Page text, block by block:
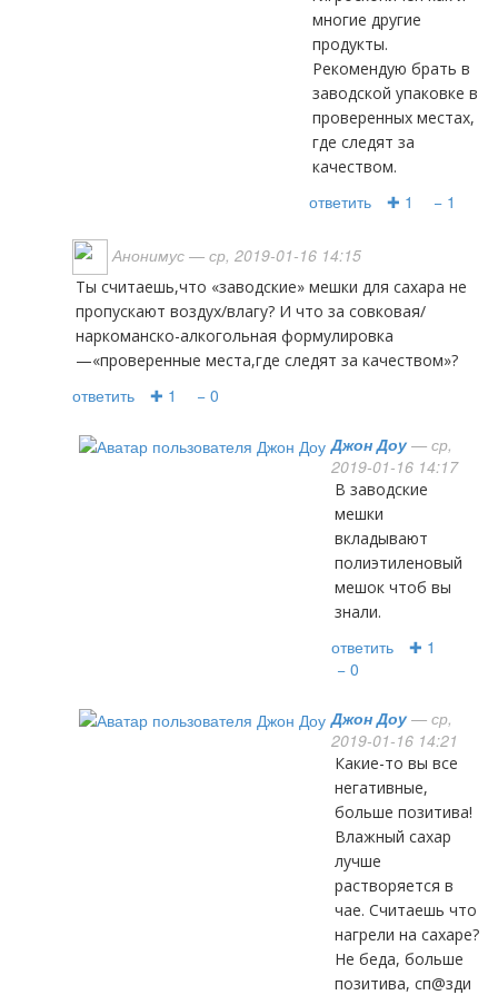
многие другие
продукты.
Рекомендую брать в
заводской упаковке в
проверенных местах,
где следят за
качеством.
ответить ✚ 1 − 1
Анонимус — ср, 2019-01-16 14:15
Ты считаешь,что «заводские» мешки для сахара не
пропускают воздух/влагу? И что за совковая/
наркоманско-алкогольная формулировка
—«проверенные места,где следят за качеством»?
ответить ✚ 1 − 0
Джон Доу — ср,
2019-01-16 14:17
В заводские
мешки
вкладывают
полиэтиленовый
мешок чтоб вы
знали.
ответить
✚ 1
− 0
Джон Доу — ср,
2019-01-16 14:21
Какие-то вы все
негативные,
больше позитива!
Влажный сахар
лучше
растворяется в
чае. Считаешь что
нагрели на сахаре?
Не беда, больше
позитива, сп@зди